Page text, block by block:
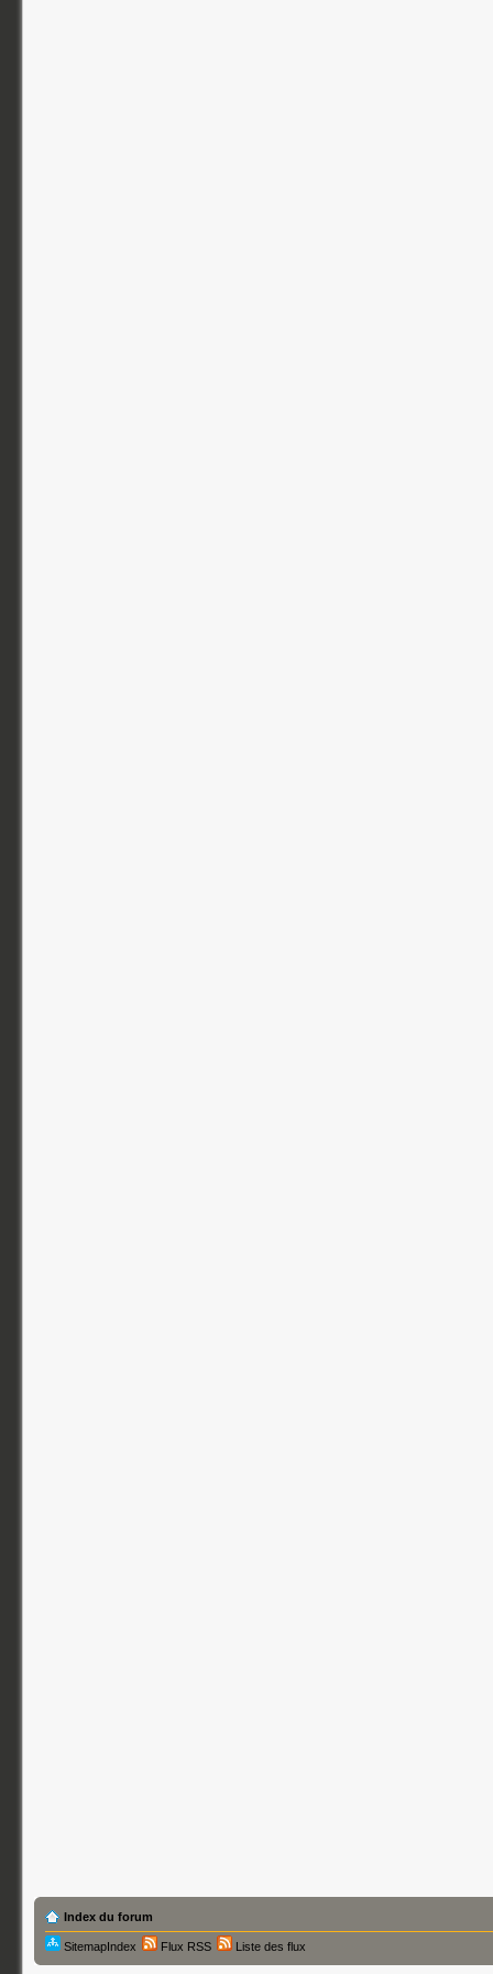
Index du forum
SitemapIndex Flux RSS Liste des flux